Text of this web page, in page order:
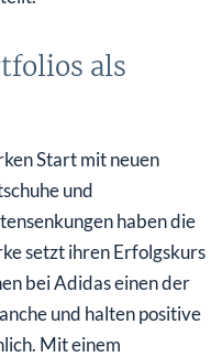
als
Start mit neuen
und
haben die
setzt ihren Erfolgskurs
bei Adidas einen der
und halten positive
Mit einem